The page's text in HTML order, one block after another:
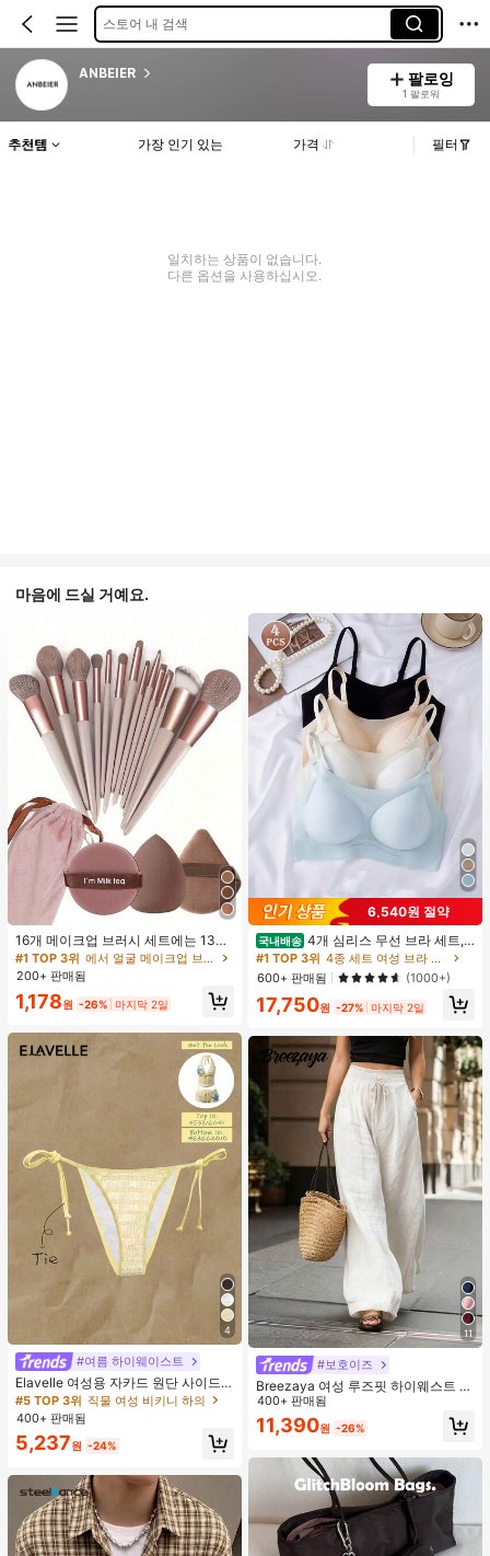
스토어 내 검색
ANBEIER 팔로잉
1 팔로워
추천템 가장 인기 있는 가격 필터
일치하는 상품이 없습니다.
다른 옵션을 사용하십시오.
마음에 드실 거예요.
16개 메이크업 브러시 세트에는 13개
메이크업 브러시, 1개 눈물 모양 메이
크업 스펀지, 1개 둥근 쿠션 파우더 브
러시, 1개 삼각형 메이크업 스펀지가
포함되어 있습니다 - 클래식 세트. 부
드럽고 피부 친화적인 합성 모로 만들
어졌습니다. 여성과 소녀에게 완벽하
며, 가을과 겨울에 이상적입니다.
#1 TOP 3위
에서 얼굴 메이크업 브러시 세트
200+ 판매됨
1,178원 -26% 마지막 2일
4
#여름 하이웨이스트
Elavelle 여성용 자카드 원단 사이드
타이 비키니 하의, 봄/여름
#5 TOP 3위 직물 여성 비키니 하의
400+ 판매됨
5,237원 -24%
6,540원 절약
국내배송 4개 심리스 무선 브라 세트,
작은 가슴 보정, 초박형 통기성 아이스
실크 섹시 편안한 백리스 란제리 브라,
조절 가능
#1 TOP 3위
4종 세트 여성 브라 & 브랄렛
600+ 판매됨
(1000+)
17,750원 -27% 마지막 2일
11
#보호이즈
Breezaya 여성 루즈핏 하이웨스트 와
이드 레그 팬츠, 우아한 화이트 시크
여름 휴가 홀리데이, 솔리드 컬러 다용
도 캐주얼 일상 착용 비치 바지
400+ 판매됨
11,390원 -26%